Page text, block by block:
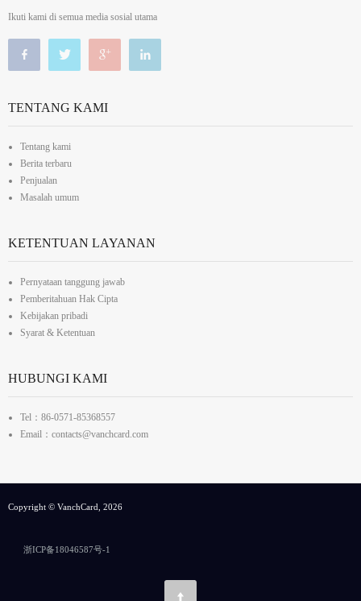
Ikuti kami di semua media sosial utama
TENTANG KAMI
Tentang kami
Berita terbaru
Penjualan
Masalah umum
KETENTUAN LAYANAN
Pernyataan tanggung jawab
Pemberitahuan Hak Cipta
Kebijakan pribadi
Syarat & Ketentuan
HUBUNGI KAMI
Tel：86-0571-85368557
Email：contacts@vanchcard.com
Copyright © VanchCard, 2026
浙ICP备18046587号-1